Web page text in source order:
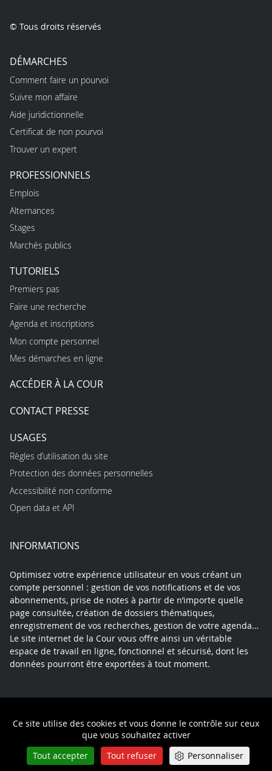
Ce site utilise des cookies et vous donne le contrôle sur ceux
que vous souhaitez activer
Tout accepter
Tout refuser Personnaliser
© Tous droits réservés
DÉMARCHES
Comment faire un pourvoi
Suivre mon affaire
Aide juridictionnelle
Certificat de non pourvoi
Trouver un expert
PROFESSIONNELS
Emplois
Alternances
Stages
Marchés publics
TUTORIELS
Premiers pas
Faire une recherche
Agenda et inscriptions
Mon compte personnel
Mes démarches en ligne
ACCÉDER À LA COUR
CONTACT PRESSE
USAGES
Règles d’utilisation du site
Protection des données personnelles
Accessibilité non conforme
Open data et API
INFORMATIONS
Optimisez votre expérience utilisateur en vous créant un
compte personnel : gestion de vos notifications et de vos
abonnements, prise de notes à partir de n’importe quelle
page consultée, création de dossiers thématiques,
enregistrement de vos recherches, gestion de votre agenda…
Le site internet de la Cour vous offre ainsi un véritable
espace de travail en ligne, fonctionnel et sécurisé, dont les
données pourront être exportées à tout moment.
Politique de confidentialité